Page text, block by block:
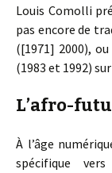
Louis Comolli
pas encore de
([1971] 2000),
(1983 et 1992)
L’afro-
À l’âge
spécifique